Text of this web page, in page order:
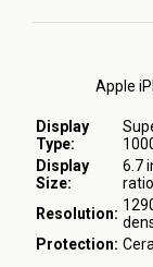
Apple
Display
Type:
Display
Size:
6.7
Resolution:
Protection: